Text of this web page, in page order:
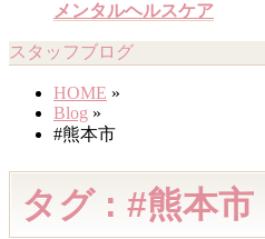
メンタルヘルスケア
スタッフブログ
HOME »
Blog »
#熊本市
タグ : #熊本市